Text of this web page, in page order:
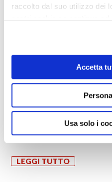
raccolto dal suo utilizzo dei
nostri cookie se continua
Accetta
Usa solo i
La parte veramente
che si sarebbe formata
frammenti incandescenti
andati dispersi nello
che nel buco si sarebbe
mentre per contraccolpo
LEGGI TUTTO